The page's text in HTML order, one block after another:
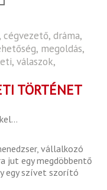
, cégvezető, dráma,
, megoldás,
, válaszok,
TÖRTÉNET
vállalkozó
jut egy megdöbbentő
egy szívet szorító